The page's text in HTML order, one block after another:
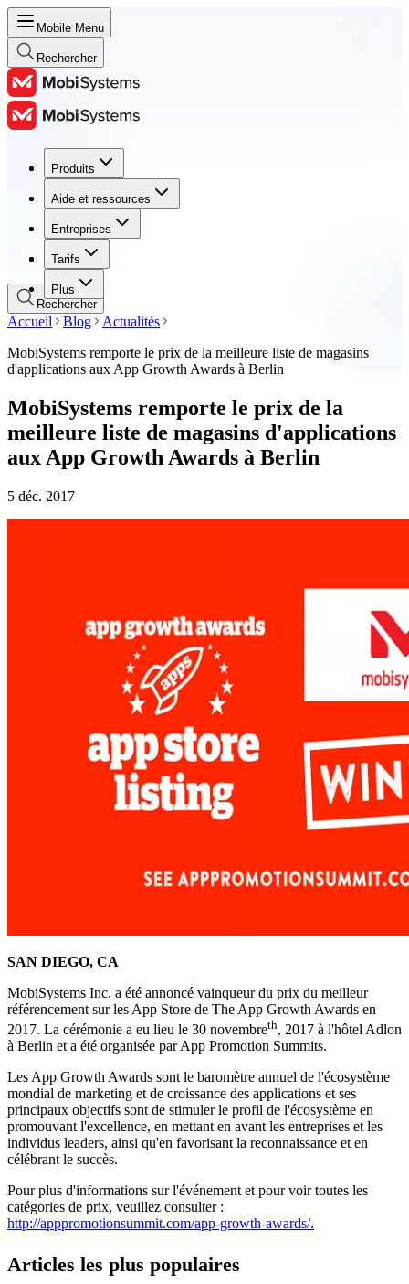
Mobile Menu
Rechercher
Produits
Aide et ressources
Entreprises
Tarifs
Plus
Produits
Aide et ressources
Entreprises
Tarifs
Rechercher
Accueil Blog
Actualités
MobiSystems remporte le prix de la meilleure liste de magasins
d'applications aux App Growth Awards à Berlin
MobiSystems remporte le prix de la
meilleure liste de magasins d'applications
aux App Growth Awards à Berlin
5 déc. 2017
SAN DIEGO, CA
MobiSystems Inc. a été annoncé vainqueur du prix du meilleur
référencement sur les App Store de The App Growth Awards en
2017. La cérémonie a eu lieu le 30 novembreth, 2017 à l'hôtel Adlon
à Berlin et a été organisée par App Promotion Summits.
Les App Growth Awards sont le baromètre annuel de l'écosystème
mondial de marketing et de croissance des applications et ses
principaux objectifs sont de stimuler le profil de l'écosystème en
promouvant l'excellence, en mettant en avant les entreprises et les
individus leaders, ainsi qu'en favorisant la reconnaissance et en
célébrant le succès.
Pour plus d'informations sur l'événement et pour voir toutes les
catégories de prix, veuillez consulter :
http://apppromotionsummit.com/app-growth-awards/.
Articles les plus populaires